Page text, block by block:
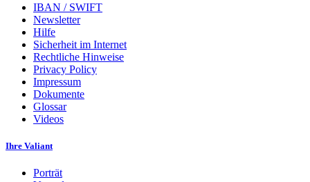
IBAN / SWIFT
Newsletter
Hilfe
Sicherheit im Internet
Rechtliche Hinweise
Privacy Policy
Impressum
Dokumente
Glossar
Videos
Ihre Valiant
Porträt